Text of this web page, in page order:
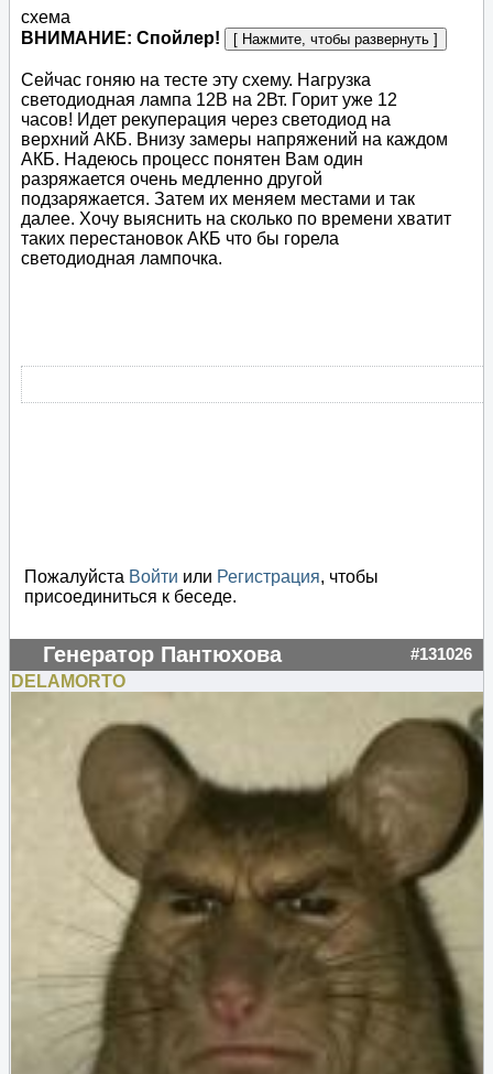
схема
ВНИМАНИЕ: Спойлер!
Сейчас гоняю на тесте эту схему. Нагрузка
светодиодная лампа 12В на 2Вт. Горит уже 12
часов! Идет рекуперация через светодиод на
верхний АКБ. Внизу замеры напряжений на каждом
АКБ. Надеюсь процесс понятен Вам один
разряжается очень медленно другой
подзаряжается. Затем их меняем местами и так
далее. Хочу выяснить на сколько по времени хватит
таких перестановок АКБ что бы горела
светодиодная лампочка.
Пожалуйста Войти или Регистрация, чтобы
присоединиться к беседе.
Генератор Пантюхова #131026
DELAMORTO